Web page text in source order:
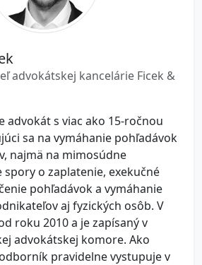
advokátskej kancelárie Ficek &
advokát s viac ako 15-ročnou
sa na vymáhanie pohľadávok
najmä na mimosúdne
spory o zaplatenie, exekučné
pohľadávok a vymáhanie
aj fyzických osôb. V
roku 2010 a je zapísaný v
advokátskej komore. Ako
pravidelne vystupuje v